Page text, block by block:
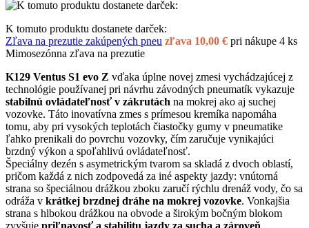
K tomuto produktu dostanete darček:
Zľava na prezutie zakúpených pneu zľava 10,00 € pri nákupe 4 ks
Mimosezónna zľava na prezutie
K129 Ventus S1 evo Z vďaka úplne novej zmesi vychádzajúcej z
technológie používanej pri návrhu závodných pneumatík vykazuje
stabilnú ovládateľnosť v zákrutách na mokrej ako aj suchej
vozovke. Táto inovatívna zmes s prímesou kremíka napomáha
tomu, aby pri vysokých teplotách čiastočky gumy v pneumatike
ľahko prenikali do povrchu vozovky, čím zaručuje vynikajúci
brzdný výkon a spoľahlivú ovládateľnosť.
Špeciálny dezén s asymetrickým tvarom sa skladá z dvoch oblastí,
pričom každá z nich zodpovedá za iné aspekty jazdy: vnútorná
strana so špeciálnou drážkou zboku zaručí rýchlu drenáž vody, čo sa
odráža v krátkej brzdnej dráhe na mokrej vozovke. Vonkajšia
strana s hlbokou drážkou na obvode a širokým bočným blokom